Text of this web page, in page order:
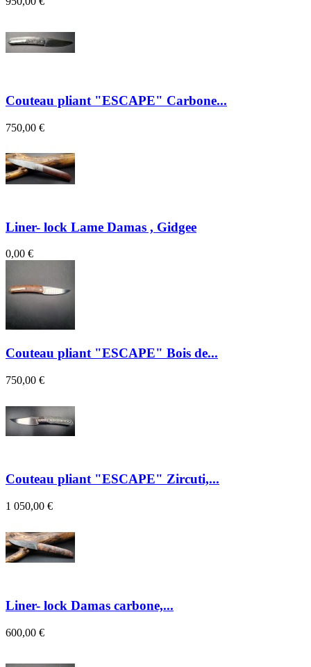
Couteau pliant "ESCAPE" Carbone...
750,00 €
Liner- lock Lame Damas , Gidgee
0,00 €
Couteau pliant "ESCAPE" Bois de...
750,00 €
Couteau pliant "ESCAPE" Zircuti,...
1 050,00 €
Liner- lock Damas carbone,...
600,00 €